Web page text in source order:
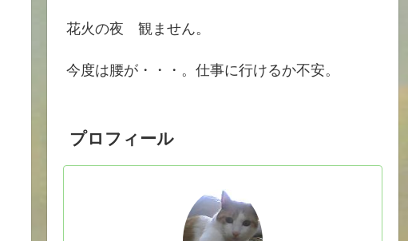
花火の夜 観ません。
今度は腰が・・・。仕事に行けるか不安。
プロフィール